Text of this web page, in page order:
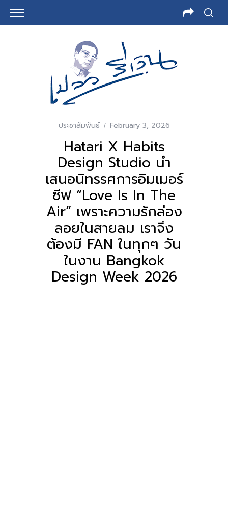
ประชาสัมพันธ์ February 3, 2026
Hatari X Habits
Design Studio นำ
เสนอนิทรรศการอิมเมอร์
ซีฟ “Love Is In The
Air” เพราะความรักล่อง
ลอยในสายลม เราจึง
ต้องมี FAN ในทุกๆ วัน
ในงาน Bangkok
Design Week 2026